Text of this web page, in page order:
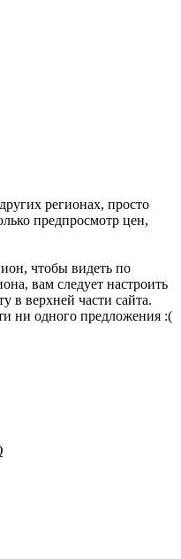
регионах, просто
предпросмотр цен,
чтобы видеть по
вам следует настроить
в верхней части сайта.
ни одного предложения :(